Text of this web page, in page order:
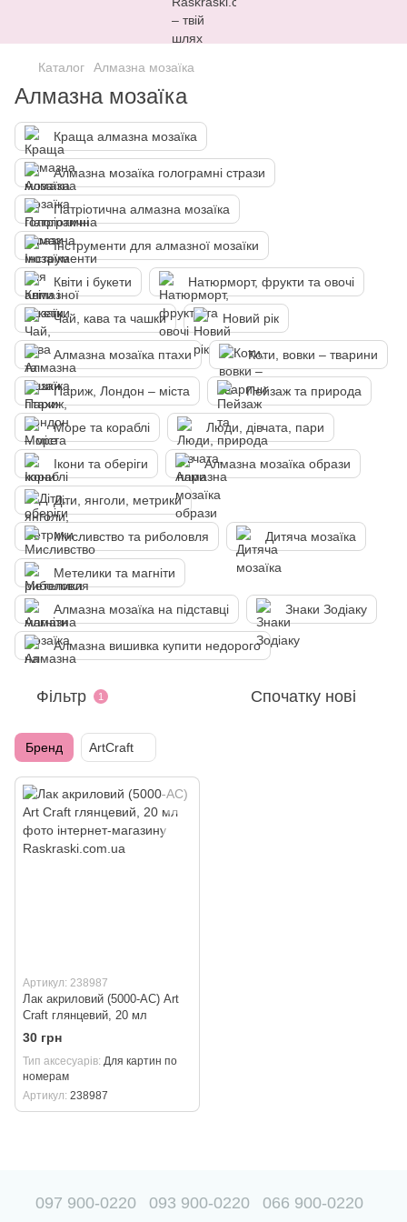
Каталог Алмазна мозаїка
Алмазна мозаїка
Краща алмазна мозаїка
Алмазна мозаїка голограмні стрази
Патріотична алмазна мозаїка
Інструменти для алмазної мозаїки
Квіти і букети Натюрморт, фрукти та овочі
Чай, кава та чашки Новий рік
Алмазна мозаїка птахи Коти, вовки – тварини
Париж, Лондон – міста Пейзаж та природа
Море та кораблі Люди, дівчата, пари
Ікони та оберіги Алмазна мозаїка образи
Діти, янголи, метрики
Мисливство та риболовля Дитяча мозаїка
Метелики та магніти
Алмазна мозаїка на підставці Знаки Зодіаку
Алмазна вишивка купити недорого
Фільтр 1 Спочатку нові
Бренд ArtCraft
Артикул: 238987
Лак акриловий (5000-AC) Art
Craft глянцевий, 20 мл
30 грн
Тип аксесуарів Для картин по
номерам
Артикул 238987
097 900-0220 093 900-0220 066 900-0220